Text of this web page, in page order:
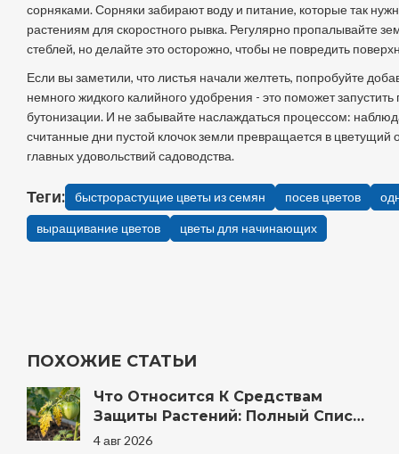
сорняками. Сорняки забирают воду и питание, которые так
растениям для скоростного рывка. Регулярно пропалывайте
стеблей, но делайте это осторожно, чтобы не повредить
Если вы заметили, что листья начали желтеть, попробуйте
немного жидкого калийного удобрения - это поможет запустить
бутонизации. И не забывайте наслаждаться процессом:
считанные дни пустой клочок земли превращается в цветущий
главных удовольствий садоводства.
Теги: быстрорастущие цветы из семян посев цветов
выращивание цветов цветы для начинающих
ПОХОЖИЕ СТАТЬИ
Что Относится К Средствам
Защиты Растений: Полный Список
Препаратов И Методов Для Сада
4 авг 2026